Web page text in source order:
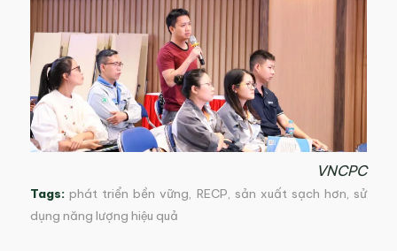
VNCPC
Tags: phát triển bền vững, RECP, sản xuất sạch hơn, sử
dụng năng lượng hiệu quả